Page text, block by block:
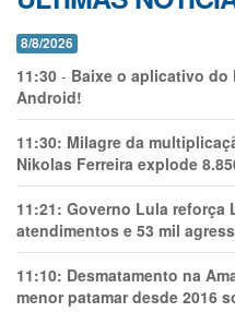
8/8/2026
11:30 - Baixe o aplicativo do
Android!
11:30: Milagre da
Nikolas Ferreira explode
11:21: Governo Lula reforça
atendimentos e 53 mil
11:10: Desmatamento na
menor patamar desde 2016